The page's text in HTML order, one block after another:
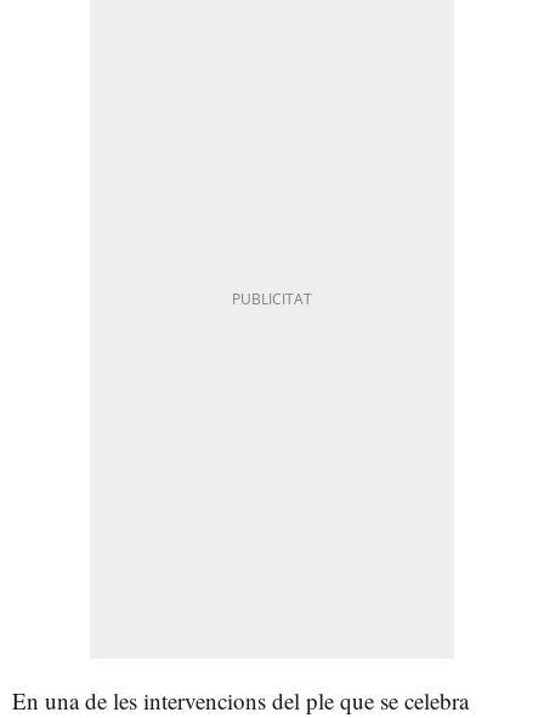
En una de les intervencions del ple que se celebra